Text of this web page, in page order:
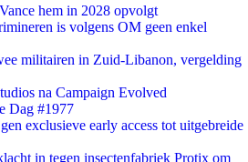
hem in 2028 opvolgt
is volgens OM geen enkel
militairen in Zuid-Libanon, vergelding
na Campaign Evolved
Dag #1977
exclusieve early access tot uitgebreide
in tegen insectenfabriek Protix om